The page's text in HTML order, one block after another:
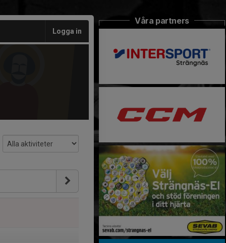
Logga in
Våra partners